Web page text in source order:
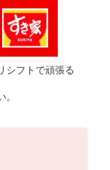
シフトで頑張る